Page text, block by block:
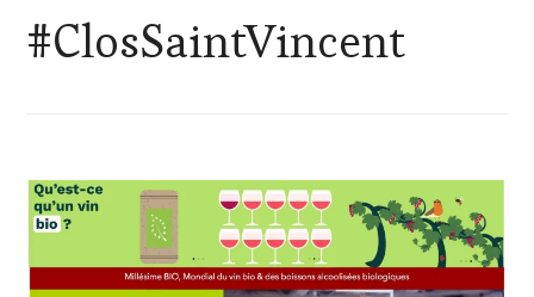
#ClosSaintVincent
CLUB
WINE
TASTING
VOUCHER,